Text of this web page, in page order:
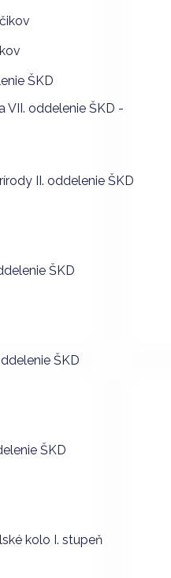
ŠKD
VII. oddelenie ŠKD -
II. oddelenie ŠKD
ŠKD
ŠKD
ŠKD
kolo I. stupeň